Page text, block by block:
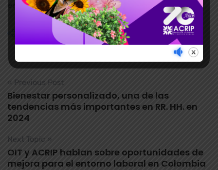
en su humanidad”.
Compartir
« Previous Post
Bienestar personalizado, una de las
tendencias más importantes en RR. HH. en
2024
Next Topic »
OIT y ACRIP hablan sobre oportunidades de
mejora para el entorno laboral en Colombia